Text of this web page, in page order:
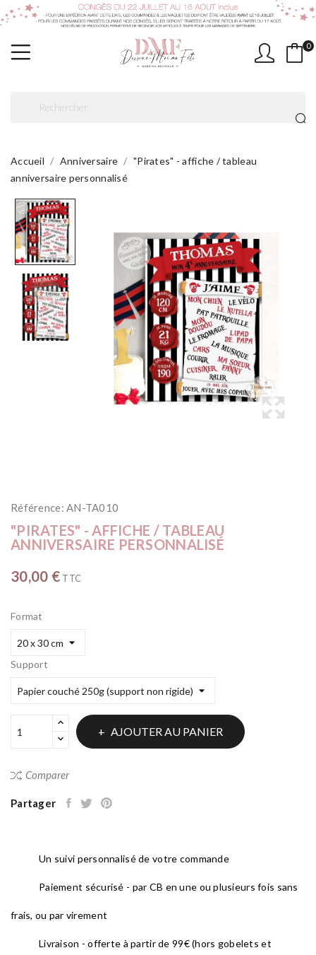
0
Accueil Anniversaire
"Pirates" - affiche / tableau
anniversaire personnalisé
Référence: AN-TA010
"PIRATES" - AFFICHE / TABLEAU
ANNIVERSAIRE PERSONNALISÉ
30,00 € TTC
Format
Support
AJOUTER AU PANIER
Comparer
Partager
Un suivi personnalisé de votre commande
Paiement sécurisé - par CB en une ou plusieurs fois sans
frais, ou par virement
Livraison - offerte à partir de 99€ (hors gobelets et